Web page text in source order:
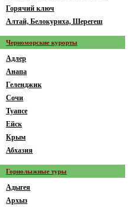
Горячий ключ
Алтай, Белокуриха, Шерегеш
Черноморские курорты
Адлер
Анапа
Геленджик
Сочи
Туапсе
Ейск
Крым
Абхазия
Горнолыжные туры
Адыгея
Архыз